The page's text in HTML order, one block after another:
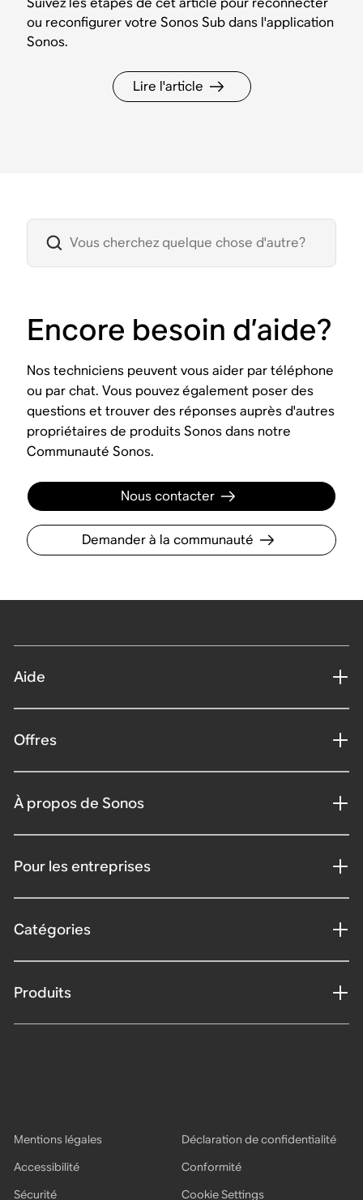
ou reconfigurer votre Sonos Sub dans l'application
Sonos.
Lire l'article
Encore besoin d’aide?
Nos techniciens peuvent vous aider par téléphone
ou par chat. Vous pouvez également poser des
questions et trouver des réponses auprès d'autres
propriétaires de produits Sonos dans notre
Communauté Sonos.
Nous contacter
Demander à la communauté
Aide
Offres
À propos de Sonos
Pour les entreprises
Catégories
Produits
Mentions légales
Déclaration de confidentialité
Accessibilité
Conformité
Sécurité
Cookie Settings